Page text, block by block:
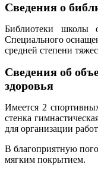
Сведения о
Библиотеки школы
Специального
средней степени
Сведения об
здоровья
Имеется 2
стенка
для организации
В благоприятную
мягким покрытием.